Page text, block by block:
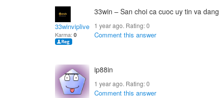
33winviplive
Karma: 0
33win – San choi ca cuoc uy tin va
1 year ago. Rating:0
Comment this answer
ip88in
1 year ago. Rating:0
Comment this answer